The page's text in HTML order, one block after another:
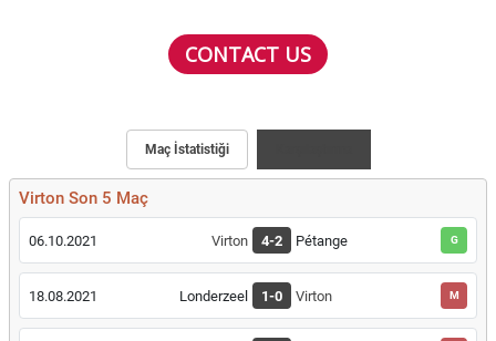
CONTACT US
Maç İstatistiği
Virton Son 5 Maç
06.10.2021 Virton 4-2 Pétange G
18.08.2021 Londerzeel 1-0 Virton M